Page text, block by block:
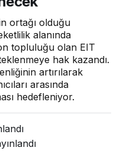
ortağı olduğu
alanında
topluluğu olan EIT
hak kazandı.
artırılarak
arasında
hedefleniyor.